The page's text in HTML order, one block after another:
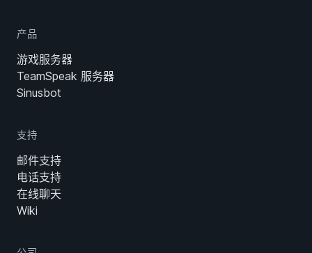
产品
游戏服务器
TeamSpeak 服务器
Sinusbot
支持
邮件支持
电话支持
在线聊天
Wiki